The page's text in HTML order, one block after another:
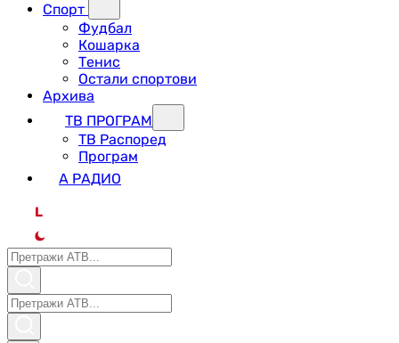
Спорт
Фудбал
Кошарка
Тенис
Остали спортови
Архива
ТВ ПРОГРАМ
ТВ Распоред
Програм
А РАДИО
L